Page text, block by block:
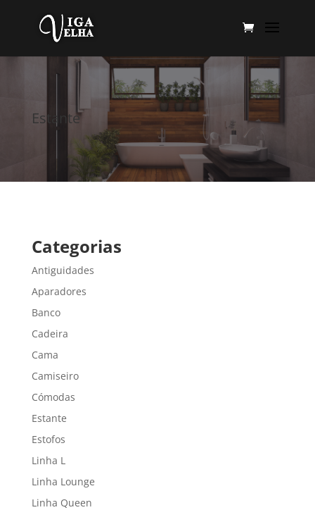
Estante
Categorias
Antiguidades
Aparadores
Banco
Cadeira
Cama
Camiseiro
Cómodas
Estante
Estofos
Linha L
Linha Lounge
Linha Queen